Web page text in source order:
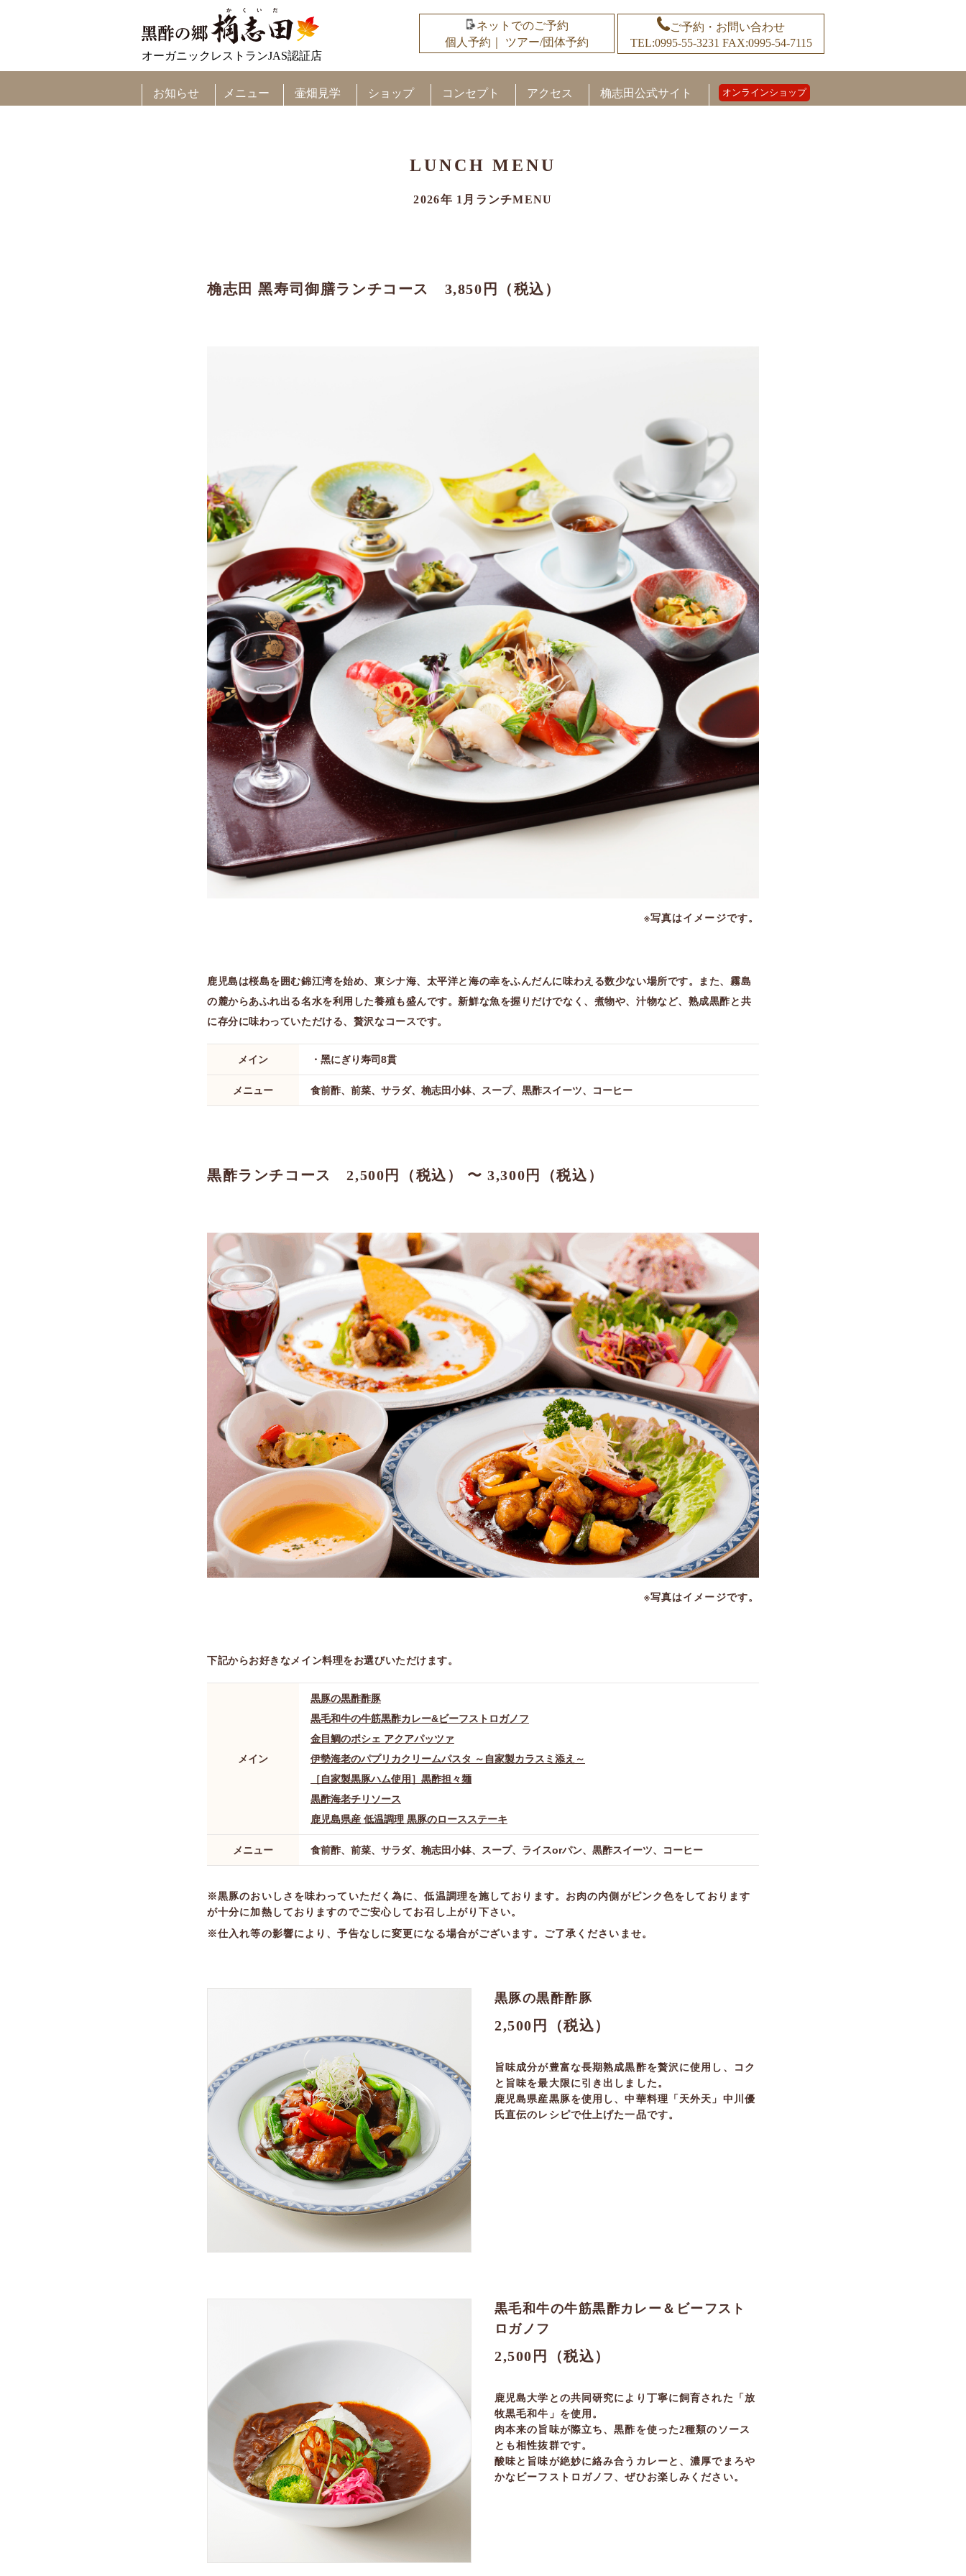
オーガニックレストランJAS認証店
ネットでのご予約
個人予約
ツアー/団体予約
ご予約・お問い合わせ
TEL:0995-55-3231 FAX:0995-54-7115
お知らせ メニュー 壷畑見学 ショップ コンセプト アクセス 桷志田公式サイト オンラインショップ
LUNCH MENU
2026年 1月ランチMENU
桷志田 黑寿司御膳ランチコース 3,850円（税込）
※写真はイメージです。
鹿児島は桜島を囲む錦江湾を始め、東シナ海、太平洋と海の幸をふんだんに味わえる数少ない場所です。また、霧島
の麓からあふれ出る名水を利用した養殖も盛んです。新鮮な魚を握りだけでなく、煮物や、汁物など、熟成黒酢と共
に存分に味わっていただける、贅沢なコースです。
メイン ・黑にぎり寿司8貫
メニュー 食前酢、前菜、サラダ、桷志田小鉢、スープ、黒酢スイーツ、コーヒー
黒酢ランチコース 2,500円（税込） 〜 3,300円（税込）
※写真はイメージです。
下記からお好きなメイン料理をお選びいただけます。
メイン
黒豚の黒酢酢豚
黒毛和牛の牛筋黒酢カレー&ビーフストロガノフ
金目鯛のポシェ アクアパッツァ
伊勢海老のパプリカクリームパスタ ～自家製カラスミ添え～
［自家製黒豚ハム使用］黒酢担々麺
黒酢海老チリソース
鹿児島県産 低温調理 黒豚のロースステーキ
メニュー 食前酢、前菜、サラダ、桷志田小鉢、スープ、ライスorパン、黒酢スイーツ、コーヒー
黒豚のおいしさを味わっていただく為に、低温調理を施しております。お肉の内側がピンク色をしております
が十分に加熱しておりますのでご安心してお召し上がり下さい。
仕入れ等の影響により、予告なしに変更になる場合がございます。ご了承くださいませ。
黒豚の黒酢酢豚
2,500円（税込）
旨味成分が豊富な長期熟成黒酢を贅沢に使用し、コク
と旨味を最大限に引き出しました。
鹿児島県産黒豚を使用し、中華料理「天外天」中川優
氏直伝のレシピで仕上げた一品です。
黒毛和牛の牛筋黒酢カレー＆ビーフスト
ロガノフ
2,500円（税込）
鹿児島大学との共同研究により丁寧に飼育された「放
牧黒毛和牛」を使用。
肉本来の旨味が際立ち、黒酢を使った2種類のソース
とも相性抜群です。
酸味と旨味が絶妙に絡み合うカレーと、濃厚でまろや
かなビーフストロガノフ、ぜひお楽しみください。